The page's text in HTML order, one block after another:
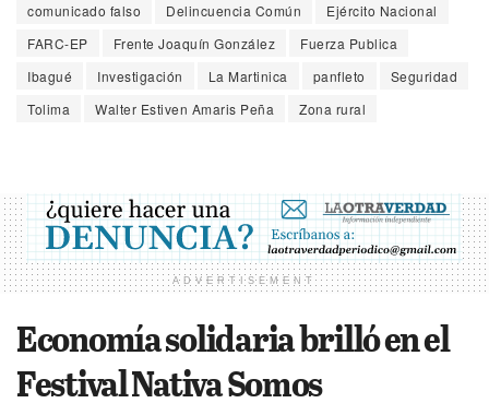
comunicado falso
Delincuencia Común
Ejército Nacional
FARC-EP
Frente Joaquín González
Fuerza Publica
Ibagué
Investigación La Martinica panfleto
Seguridad
Tolima
Walter Estiven Amaris Peña Zona rural
ADVERTISEMENT
Economía solidaria brilló en el
Festival Nativa Somos